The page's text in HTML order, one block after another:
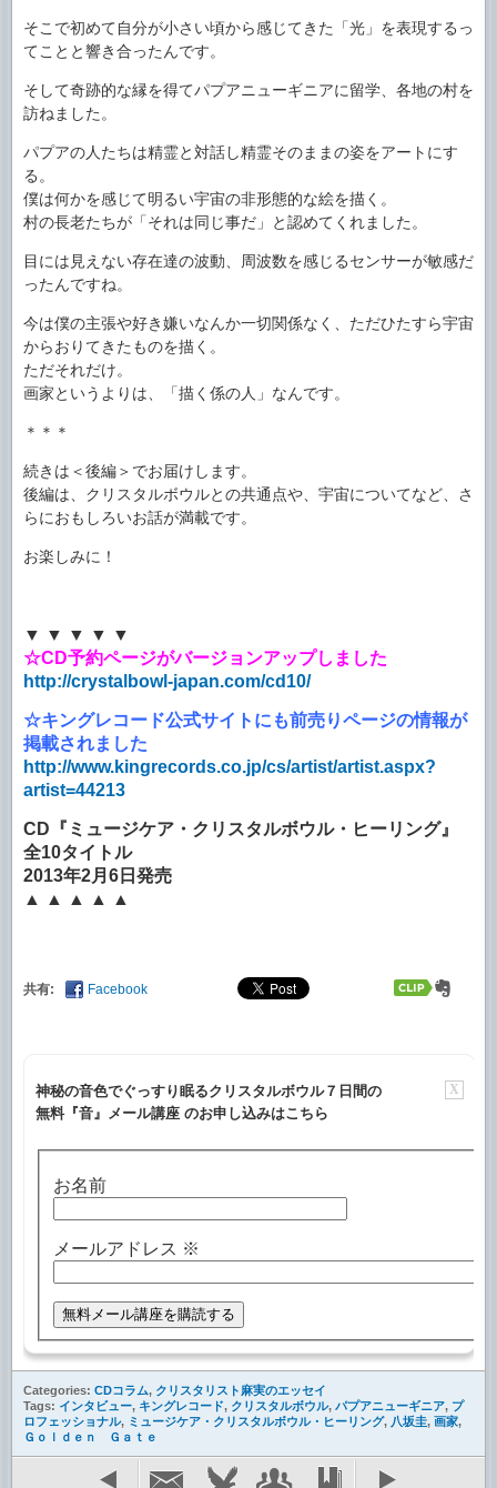
そこで初めて自分が小さい頃から感じてきた「光」を表現するっ
てことと響き合ったんです。
そして奇跡的な縁を得てパプアニューギニアに留学、各地の村を
訪ねました。
パプアの人たちは精霊と対話し精霊そのままの姿をアートにす
る。
僕は何かを感じて明るい宇宙の非形態的な絵を描く。
村の長老たちが「それは同じ事だ」と認めてくれました。
目には見えない存在達の波動、周波数を感じるセンサーが敏感だ
ったんですね。
今は僕の主張や好き嫌いなんか一切関係なく、ただひたすら宇宙
からおりてきたものを描く。
ただそれだけ。
画家というよりは、「描く係の人」なんです。
＊＊＊
続きは＜後編＞でお届けします。
後編は、クリスタルボウルとの共通点や、宇宙についてなど、さ
らにおもしろいお話が満載です。
お楽しみに！
▼ ▼ ▼ ▼ ▼
☆CD予約ページがバージョンアップしました
http://crystalbowl-japan.com/cd10/
☆キングレコード公式サイトにも前売りページの情報が
掲載されました
http://www.kingrecords.co.jp/cs/artist/artist.aspx?
artist=44213
CD『ミュージケア・クリスタルボウル・ヒーリング』
全10タイトル
2013年2月6日発売
▲ ▲ ▲ ▲ ▲
共有: Facebook
X
神秘の音色でぐっすり眠るクリスタルボウル７日間の
無料『音』メール講座 のお申し込みはこちら
お名前
メールアドレス ※
Categories: CDコラム, クリスタリスト麻実のエッセイ
Tags: インタビュー, キングレコード, クリスタルボウル, パプアニューギニア, プ
ロフェッショナル, ミュージケア・クリスタルボウル・ヒーリング, 八坂圭, 画家,
Ｇｏｌｄｅｎ Ｇａｔｅ